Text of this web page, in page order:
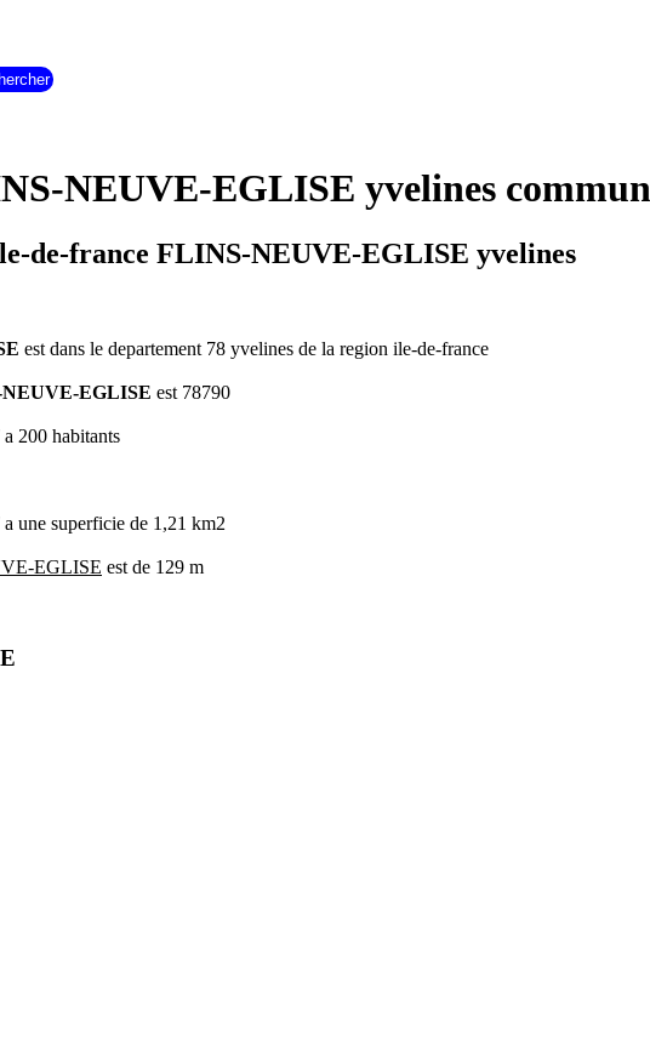
NEUVE-EGLISE yvelines
de-france FLINS-NEUVE-EGLISE yvelines
est dans le departement 78 yvelines de la region ile-de-france
EGLISE est 78790
a 200 habitants
a une superficie de 1,21 km2
EGLISE est de 129 m